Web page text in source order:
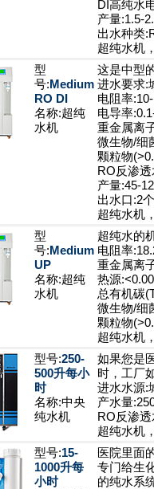
DI高纯水
产量:1.5-
出水种类
超纯水机
型
号:Medium
RO DI
名称:超纯
水机
这是中型
进水要求:
电阻率
电导率
重金属离
微生物/细
颗粒物
RO反渗
产量:45-
出水口:2
超纯水机
型
号:Medium
UP
名称:超纯
水机
超纯水的
电阻率
重金属离
热源
总有机碳
微生物/细
颗粒物
超纯水机
型号:250-
500升每小
时
名称:中央
纯水机
如果您是
时，工厂
进水水源:
产水量
RO反渗
超纯水机
型号:15-
1000升每
小时
医院里面
专门给生
的纯水系